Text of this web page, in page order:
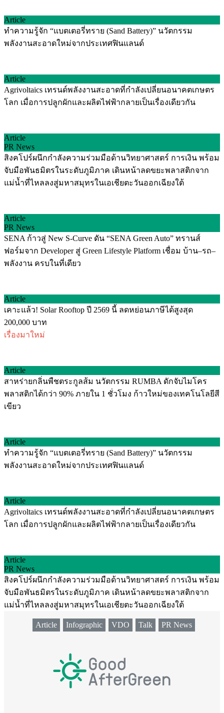
Article
ทำความรู้จัก “แบตเตอรี่ทราย (Sand Battery)” นวัตกรรม
พลังงานสะอาดใหม่จากประเทศฟินแลนด์
Article
Agrivoltaics เทรนด์พลังงานสะอาดที่กำลังเปลี่ยนอนาคตเกษตร
โลก เมื่อการปลูกผักและผลิตไฟฟ้ากลายเป็นเรื่องเดียวกัน
Article
PR News
สิงคโปร์ผนึกกำลังความร่วมมือด้านวิทยาศาสตร์ การเงิน พร้อม
จับมือพันธมิตรในระดับภูมิภาค เดินหน้าลดขยะพลาสติกจาก
แม่น้ำที่ไหลลงสู่มหาสมุทรในเอเชียตะวันออกเฉียงใต้
Article
PR News
SENA ก้าวสู่ New S-Curve ดัน “SENA Green Auto” ทรานส์
ฟอร์มจาก Developer สู่ Green Lifestyle Platform เชื่อม บ้าน–รถ–
พลังงาน ครบในที่เดียว
Article
เคาะแล้ว! Solar Rooftop ปี 2569 นี้ ลดหย่อนภาษีได้สูงสุด
200,000 บาท
เรื่องมาใหม่
Article
สาหร่ายกลิ่นพืชตระกูลส้ม นวัตกรรม RUMBA ดักจับไมโคร
พลาสติกได้กว่า 90% ภายใน 1 ชั่วโมง ก้าวใหม่ของเทคโนโลยีสี
เขียว
Article
ทำความรู้จัก “แบตเตอรี่ทราย (Sand Battery)” นวัตกรรม
พลังงานสะอาดใหม่จากประเทศฟินแลนด์
Article
Agrivoltaics เทรนด์พลังงานสะอาดที่กำลังเปลี่ยนอนาคตเกษตร
โลก เมื่อการปลูกผักและผลิตไฟฟ้ากลายเป็นเรื่องเดียวกัน
Article
PR News
สิงคโปร์ผนึกกำลังความร่วมมือด้านวิทยาศาสตร์ การเงิน พร้อม
จับมือพันธมิตรในระดับภูมิภาค เดินหน้าลดขยะพลาสติกจาก
แม่น้ำที่ไหลลงสู่มหาสมุทรในเอเชียตะวันออกเฉียงใต้
Article Infographic VDO Talk PR News